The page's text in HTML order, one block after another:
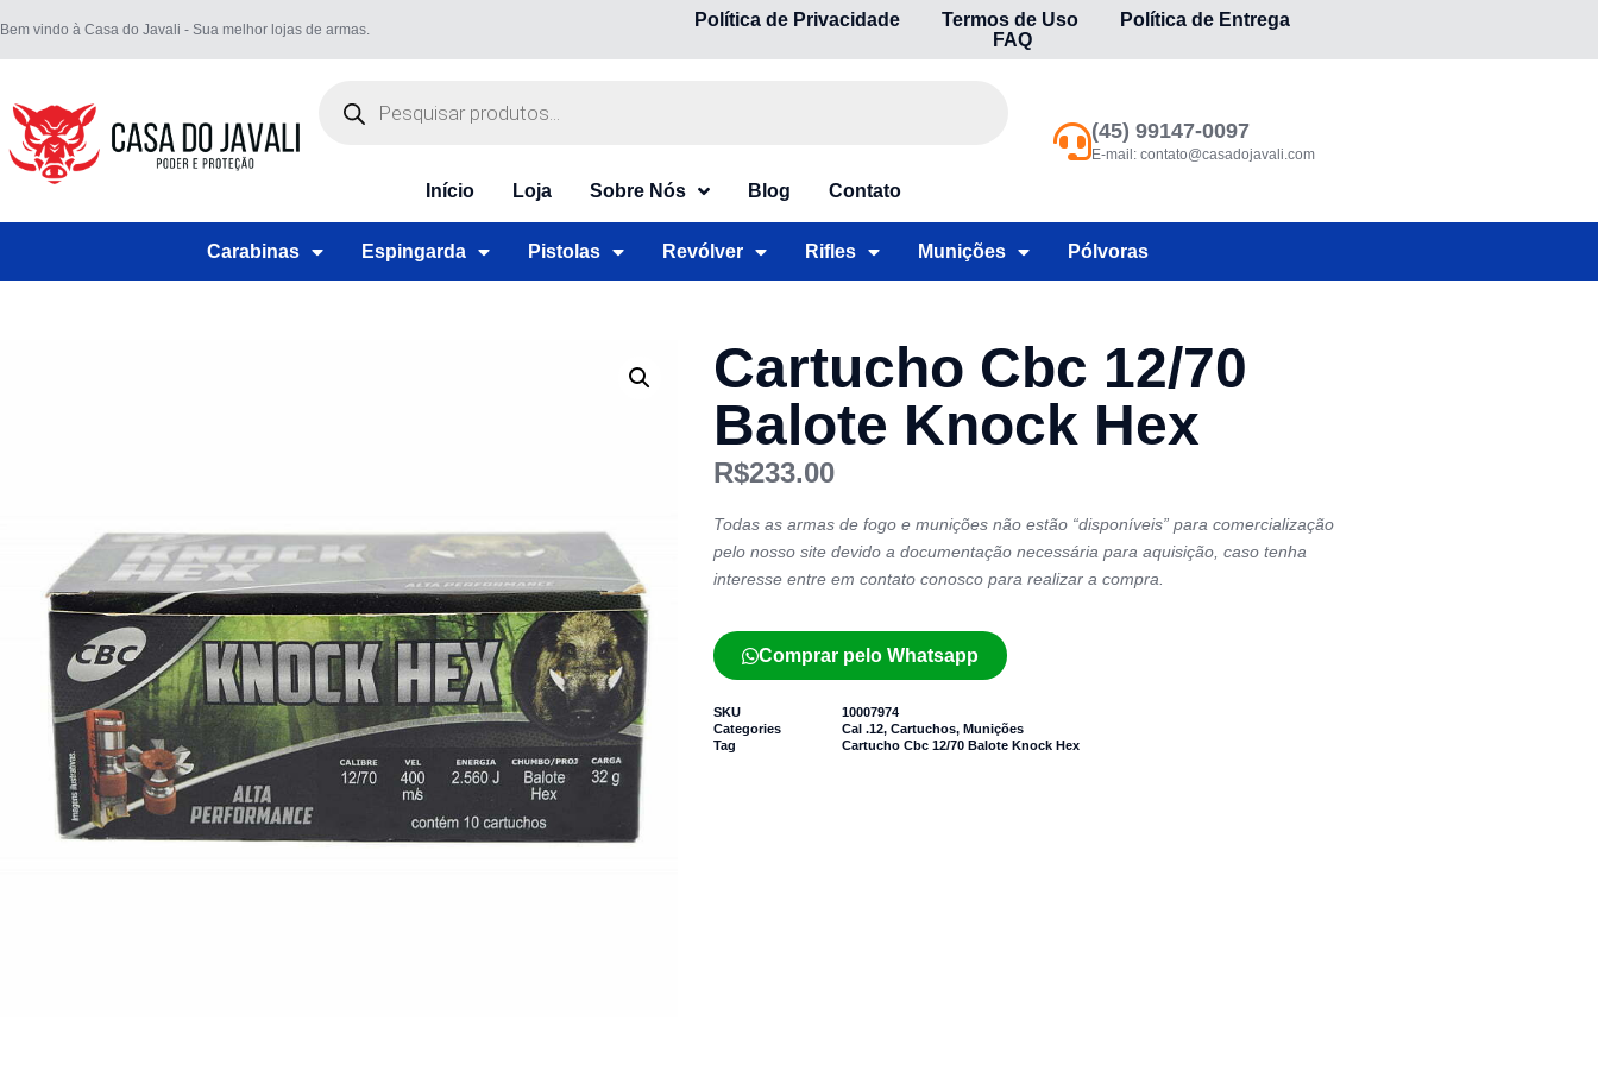
Bem vindo à Casa do Javali - Sua melhor lojas de armas. Política de Privacidade Termos de Uso
Política de Entrega
FAQ
Início Loja Sobre Nós Blog Contato
(45) 99147-0097
E-mail: contato@casadojavali.com
Carabinas Espingarda Pistolas Revólver Rifles Munições Pólvoras
Cartucho Cbc 12/70
Balote Knock Hex
R$233.00
Todas as armas de fogo e munições não estão “disponíveis” para comercialização
pelo nosso site devido a documentação necessária para aquisição, caso tenha
interesse entre em contato conosco para realizar a compra.
Comprar pelo Whatsapp
SKU
10007974
Categories
Cal .12, Cartuchos, Munições
Tag
Cartucho Cbc 12/70 Balote Knock Hex